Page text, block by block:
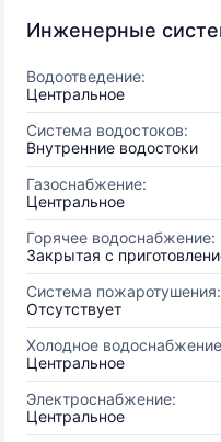
Инженерные
Водоотведение:
Центральное
Система водостоков:
Внутренние водостоки
Газоснабжение:
Центральное
Горячее водоснабжение:
Закрытая с
Система пожаротушения:
Отсутствует
Холодное
Центральное
Электроснабжение:
Центральное